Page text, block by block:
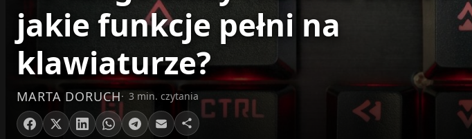
jakie funkcje pełni na
klawiaturze?
MARTA DORUCH 3 min. czytania